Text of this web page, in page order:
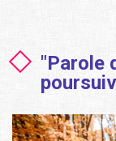
"Parole